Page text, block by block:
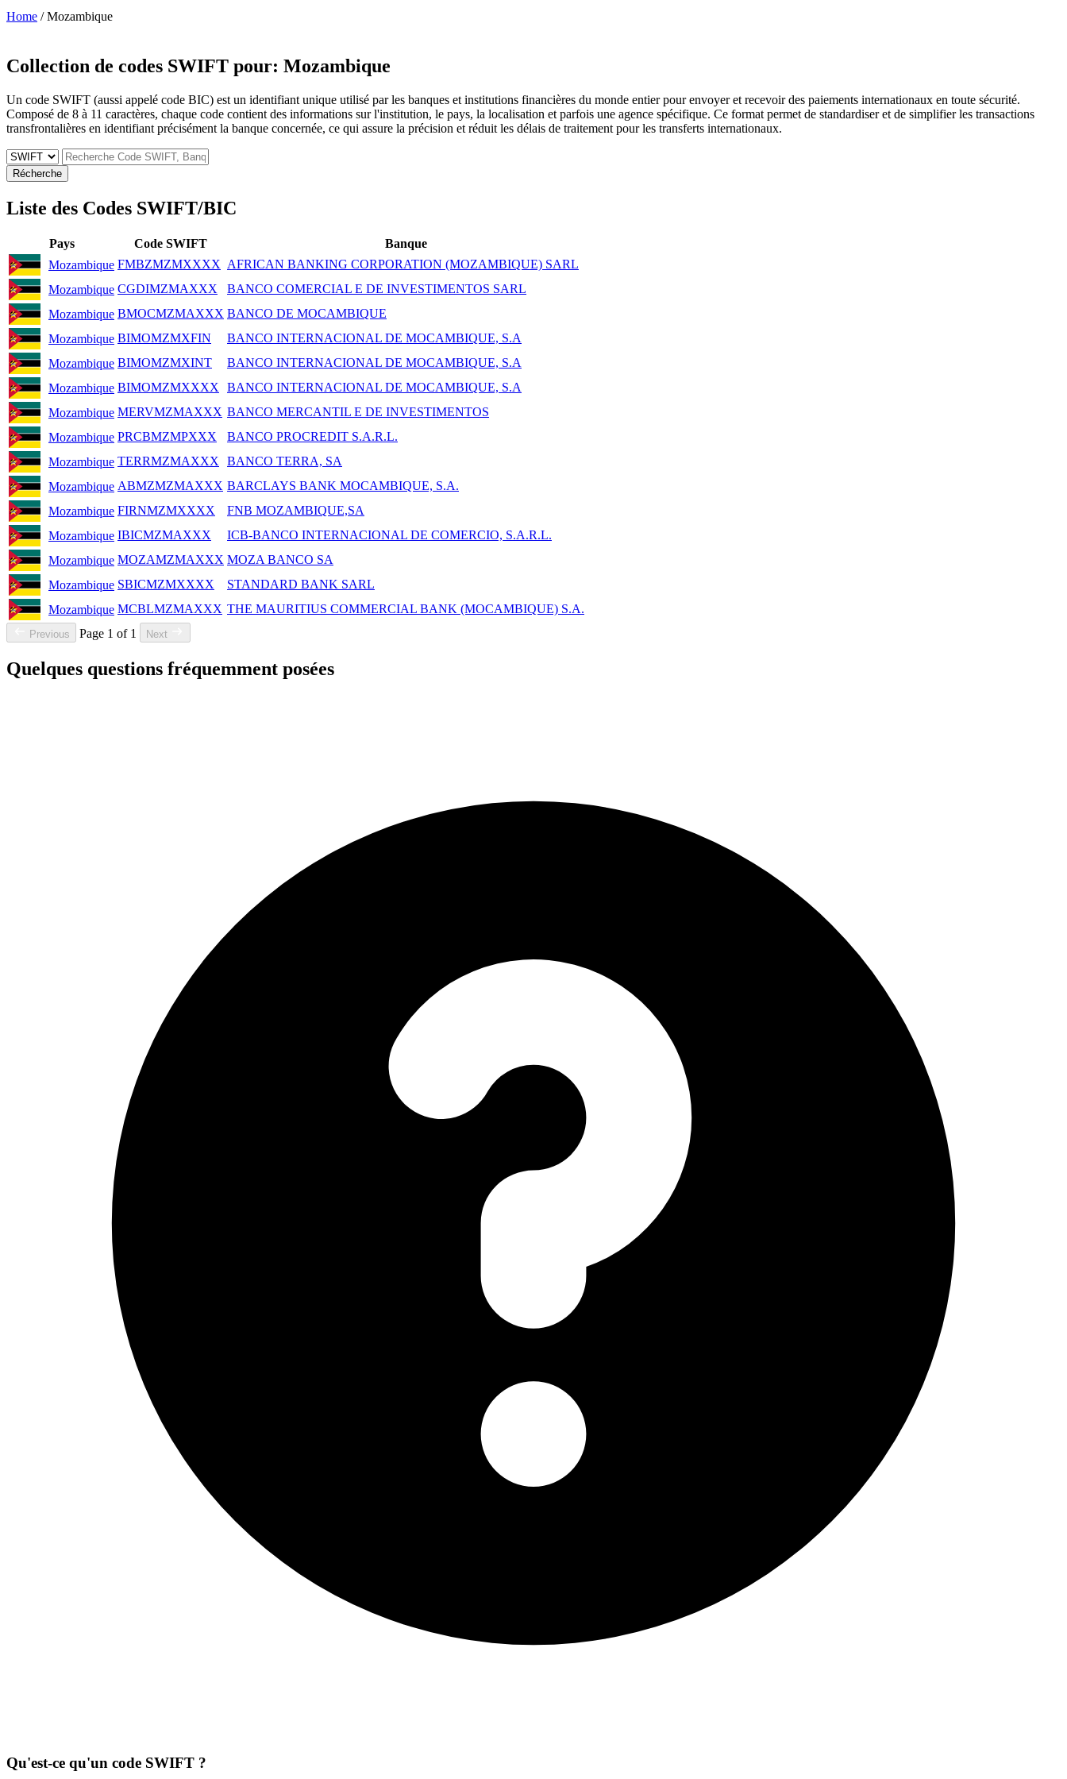
Home / Mozambique
Collection de codes SWIFT pour: Mozambique
Un code SWIFT (aussi appelé code BIC) est un identifiant unique utilisé par les banques et institutions financières du monde entier pour envoyer et recevoir des paiements internationaux en toute sécurité.
Composé de 8 à 11 caractères, chaque code contient des informations sur l'institution, le pays, la localisation et parfois une agence spécifique. Ce format permet de standardiser et de simplifier les transactions
transfrontalières en identifiant précisément la banque concernée, ce qui assure la précision et réduit les délais de traitement pour les transferts internationaux.
Récherche
Liste des Codes SWIFT/BIC
Pays Code SWIFT
Banque
Mozambique FMBZMZMXXXX AFRICAN BANKING CORPORATION (MOZAMBIQUE) SARL
Mozambique CGDIMZMAXXX
BANCO COMERCIAL E DE INVESTIMENTOS SARL
Mozambique BMOCMZMAXXX BANCO DE MOCAMBIQUE
Mozambique BIMOMZMXFIN
BANCO INTERNACIONAL DE MOCAMBIQUE, S.A
Mozambique BIMOMZMXINT
BANCO INTERNACIONAL DE MOCAMBIQUE, S.A
Mozambique BIMOMZMXXXX BANCO INTERNACIONAL DE MOCAMBIQUE, S.A
Mozambique MERVMZMAXXX BANCO MERCANTIL E DE INVESTIMENTOS
Mozambique PRCBMZMPXXX
BANCO PROCREDIT S.A.R.L.
Mozambique TERRMZMAXXX BANCO TERRA, SA
Mozambique ABMZMZMAXXX BARCLAYS BANK MOCAMBIQUE, S.A.
Mozambique FIRNMZMXXXX
FNB MOZAMBIQUE,SA
Mozambique IBICMZMAXXX
ICB-BANCO INTERNACIONAL DE COMERCIO, S.A.R.L.
Mozambique MOZAMZMAXXX MOZA BANCO SA
Mozambique SBICMZMXXXX
STANDARD BANK SARL
Mozambique MCBLMZMAXXX THE MAURITIUS COMMERCIAL BANK (MOCAMBIQUE) S.A.
Previous Page 1 of 1 Next
Quelques questions fréquemment posées
Qu'est-ce qu'un code SWIFT ?